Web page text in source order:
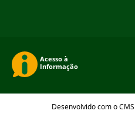
Desenvolvido com o